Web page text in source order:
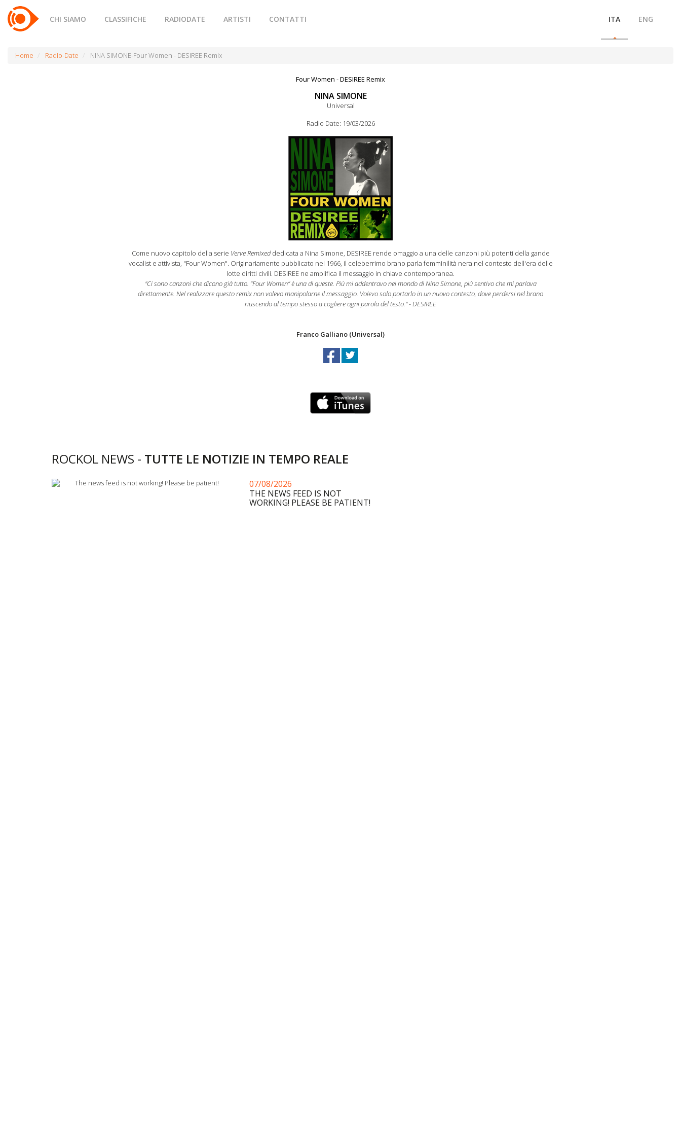
ITA ENG
CHI SIAMO CLASSIFICHE RADIODATE ARTISTI CONTATTI
Home Radio-Date NINA SIMONE-Four Women - DESIREE Remix
Four Women - DESIREE Remix
NINA SIMONE
Universal
Radio Date: 19/03/2026
Come nuovo capitolo della serie Verve Remixeddedicata a Nina Simone, DESIREE rende omaggio a una delle canzoni più potenti della gande
vocalist e attivista, "Four Women". Originariamente pubblicato nel 1966, il celeberrimo brano parla femminilità nera nel contesto dell'era delle
lotte diritti civili. DESIREE ne amplifica il messaggio in chiave contemporanea.
"Ci sono canzoni che dicono già tutto. “Four Women” è una di queste. Più mi addentravo nel mondo di Nina Simone, più sentivo che mi parlava
direttamente. Nel realizzare questo remix non volevo manipolarne il messaggio. Volevo solo portarlo in un nuovo contesto, dove perdersi nel brano
riuscendo al tempo stesso a cogliere ogni parola del testo." - DESIREE
Franco Galliano (Universal)
ROCKOL NEWS - TUTTE LE NOTIZIE IN TEMPO REALE
07/08/2026
THE NEWS FEED IS NOT
WORKING! PLEASE BE PATIENT!